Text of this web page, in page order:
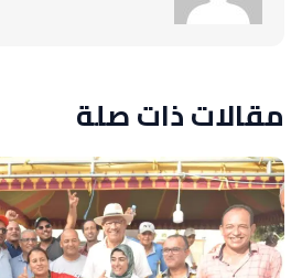
مقالات ذات صلة